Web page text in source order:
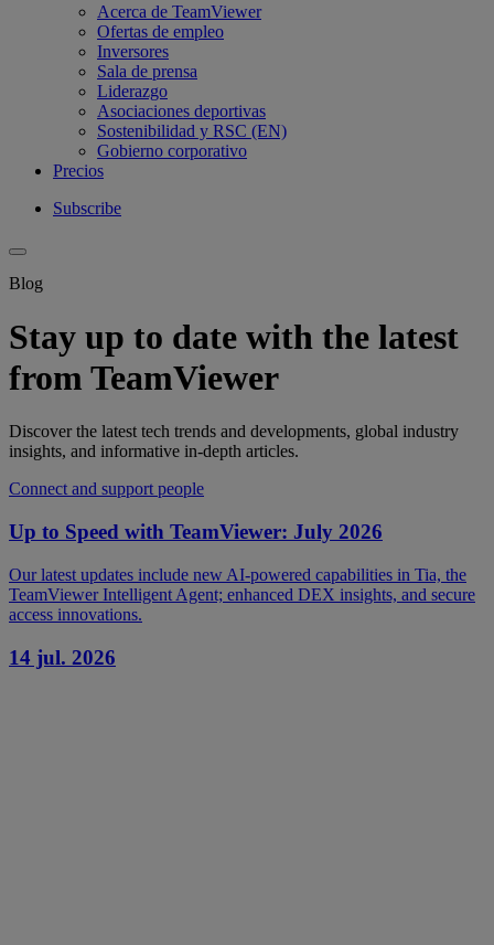
Acerca de TeamViewer
Ofertas de empleo
Inversores
Sala de prensa
Liderazgo
Asociaciones deportivas
Sostenibilidad y RSC (EN)
Gobierno corporativo
Precios
Subscribe
Blog
Stay up to date with the latest
from TeamViewer
Discover the latest tech trends and developments, global industry
insights, and informative in-depth articles.
Connect and support people
Up to Speed with TeamViewer: July 2026
Our latest updates include new AI-powered capabilities in Tia, the
TeamViewer Intelligent Agent; enhanced DEX insights, and secure
access innovations.
14 jul. 2026